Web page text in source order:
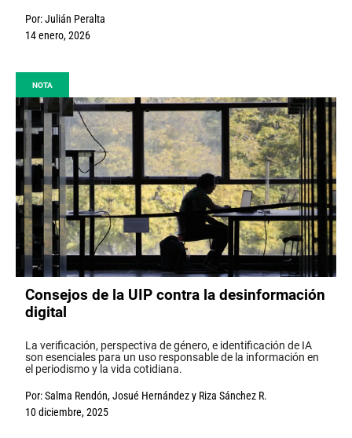
Por:Julián Peralta
14 enero, 2026
NOTA
Consejos de la UIP contra la desinformación
digital
La verificación, perspectiva de género, e identificación de IA
son esenciales para un uso responsable de la información en
el periodismo y la vida cotidiana.
Por:Salma Rendón,Josué Hernándezy Riza Sánchez R.
10 diciembre, 2025